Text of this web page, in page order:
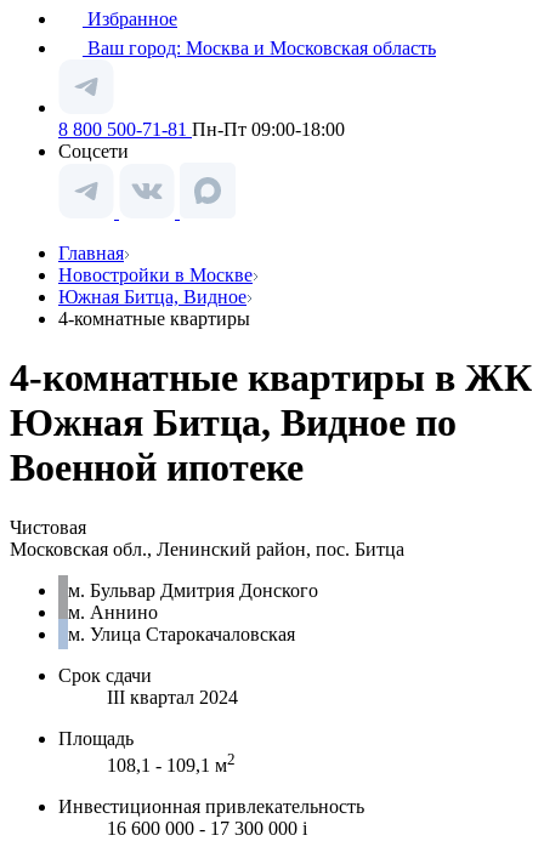
Избранное
Ваш город: Москва и Московская область
8 800 500-71-81 Пн-Пт 09:00-18:00
Соцсети
Главная
Новостройки в Москве
Южная Битца, Видное
4-комнатные квартиры
4-комнатные квартиры в ЖК
Южная Битца, Видное по
Военной ипотеке
Чистовая
Московская обл., Ленинский район, пос. Битца
м. Бульвар Дмитрия Донского
м. Аннино
м. Улица Старокачаловская
Срок сдачи
III квартал 2024
Площадь
108,1 - 109,1 м2
Инвестиционная привлекательность
16 600 000 - 17 300 000 i